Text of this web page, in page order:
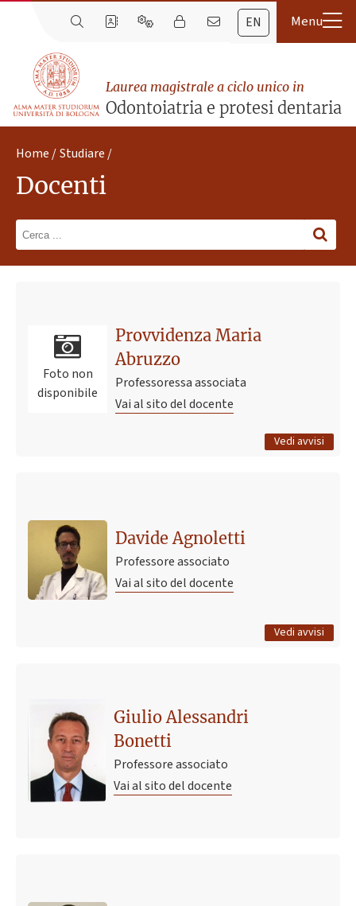
EN
Laurea magistrale a ciclo unico in
Odontoiatria e protesi dentaria
Home Studiare
Docenti
Foto non
disponibile
Provvidenza Maria
Abruzzo
Professoressa associata
Vai al sito del docente
Vedi avvisi
Disponibilità a seguire tesi di Laurea per l'a.a. 2025-26
26 febbraio 2025 13:48
Tutti gli avvisi
Davide Agnoletti
Professore associato
Vai al sito del docente
Vedi avvisi
18 agosto 2025 16:46
Tutti gli avvisi
Giulio Alessandri
Bonetti
Professore associato
Vai al sito del docente